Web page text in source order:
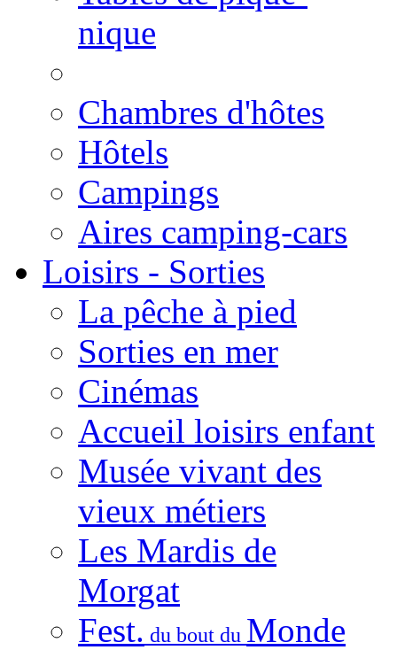
nique
Chambres d'hôtes
Hôtels
Campings
Aires camping-cars
Loisirs - Sorties
La pêche à pied
Sorties en mer
Cinémas
Accueil loisirs enfant
Musée vivant des
vieux métiers
Les Mardis de
Morgat
Fest. du bout du Monde